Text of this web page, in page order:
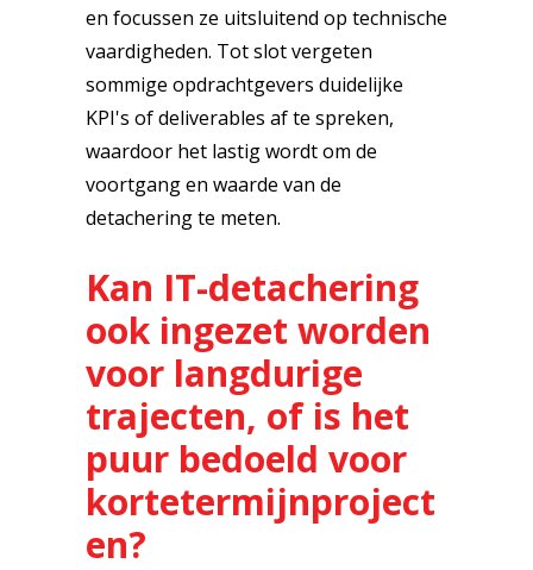
en focussen ze uitsluitend op technische
vaardigheden. Tot slot vergeten
sommige opdrachtgevers duidelijke
KPI's of deliverables af te spreken,
waardoor het lastig wordt om de
voortgang en waarde van de
detachering te meten.
Kan IT-detachering
ook ingezet worden
voor langdurige
trajecten, of is het
puur bedoeld voor
kortetermijnproject
en?